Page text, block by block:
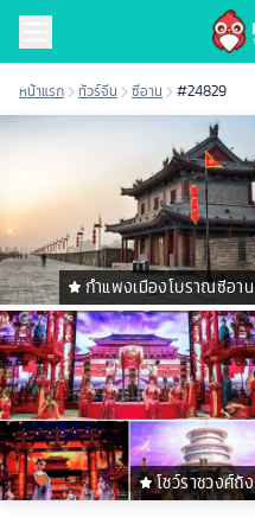
หน้าแรก ทัวร์จีน ซีอาน #24829
กำแพงเมืองโบราณซีอาน
โชว์ราชวงศ์ถัง